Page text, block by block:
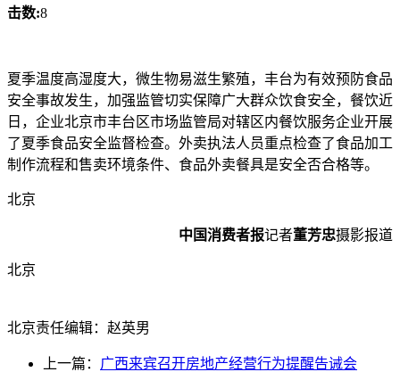
击数:8
夏季温度高湿度大，微生物易滋生繁殖，丰台为有效预防食品
安全事故发生，加强监管切实保障广大群众饮食安全，餐饮近
日，企业北京市丰台区市场监管局对辖区内餐饮服务企业开展
了夏季食品安全监督检查。外卖执法人员重点检查了食品加工
制作流程和售卖环境条件、食品外卖餐具是安全否合格等。
北京
中国消费者报记者董芳忠摄影报道
北京
北京责任编辑：赵英男
上一篇： 广西来宾召开房地产经营行为提醒告诫会